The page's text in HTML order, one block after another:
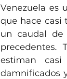
Venezuela es
que hace casi
un caudal de
precedentes.
estiman casi
damnificados